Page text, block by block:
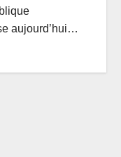
aujourd’hui…